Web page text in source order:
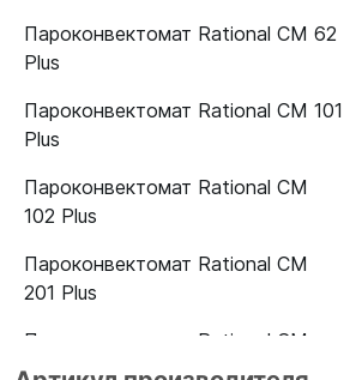
Пароконвектомат Rational CM 62
Plus
Пароконвектомат Rational CM 101
Plus
Пароконвектомат Rational CM
102 Plus
Пароконвектомат Rational CM
201 Plus
Пароконвектомат Rational CM
202 Plus